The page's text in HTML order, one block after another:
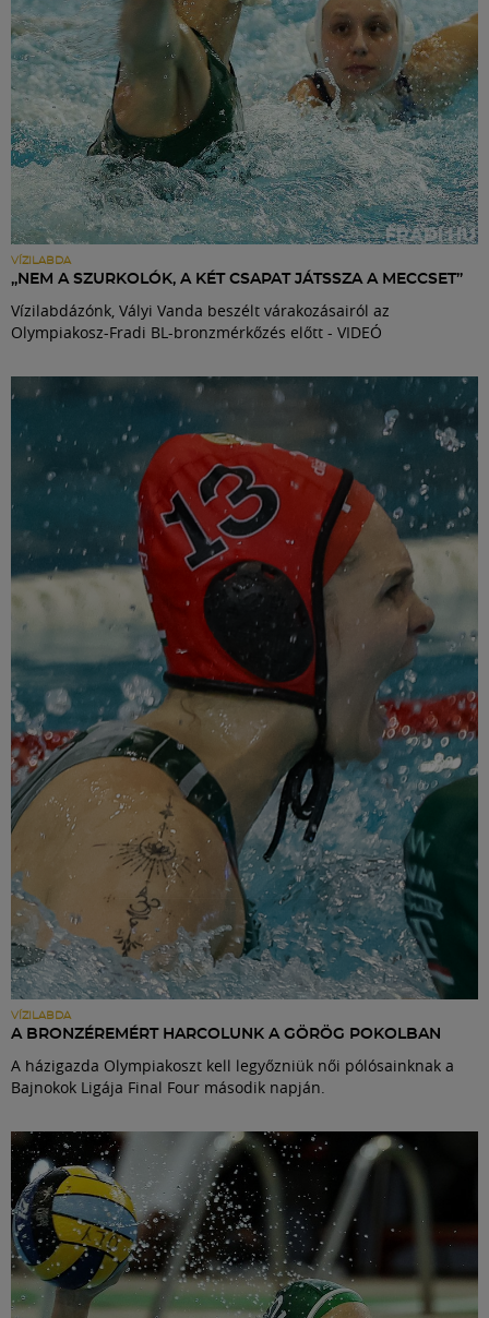
VÍZILABDA
„NEM A SZURKOLÓK, A KÉT CSAPAT JÁTSSZA A MECCSET”
Vízilabdázónk, Vályi Vanda beszélt várakozásairól az
Olympiakosz-Fradi BL-bronzmérkőzés előtt - VIDEÓ
VÍZILABDA
A BRONZÉREMÉRT HARCOLUNK A GÖRÖG POKOLBAN
A házigazda Olympiakoszt kell legyőzniük női pólósainknak a
Bajnokok Ligája Final Four második napján.